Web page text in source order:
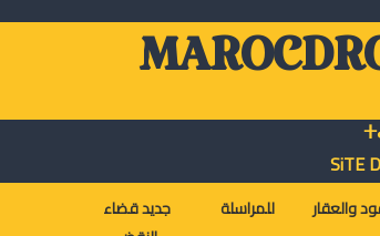
جديد قضاء
للمراسلة والعقار